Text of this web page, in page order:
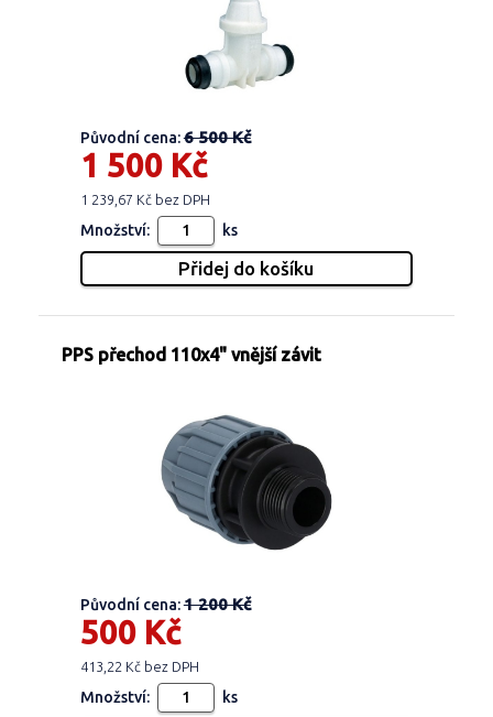
Původní cena:6 500 Kč
1 500 Kč
1 239,67 Kč bez DPH
Množství: ks
PPS přechod 110x4" vnější závit
Původní cena:1 200 Kč
500 Kč
413,22 Kč bez DPH
Množství: ks